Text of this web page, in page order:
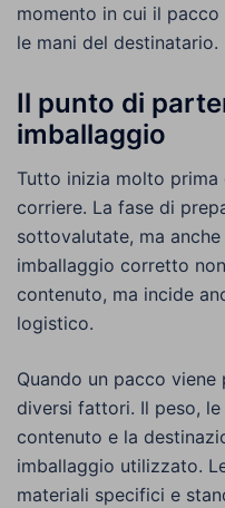
momento in cui il
le mani del destinatario.
Il punto di
imballaggio
Tutto inizia molto
corriere. La fase di
sottovalutate, ma
imballaggio corretto
contenuto, ma incide
logistico.
Quando un pacco
diversi fattori. Il peso,
contenuto e la
imballaggio utilizzato.
materiali specifici e